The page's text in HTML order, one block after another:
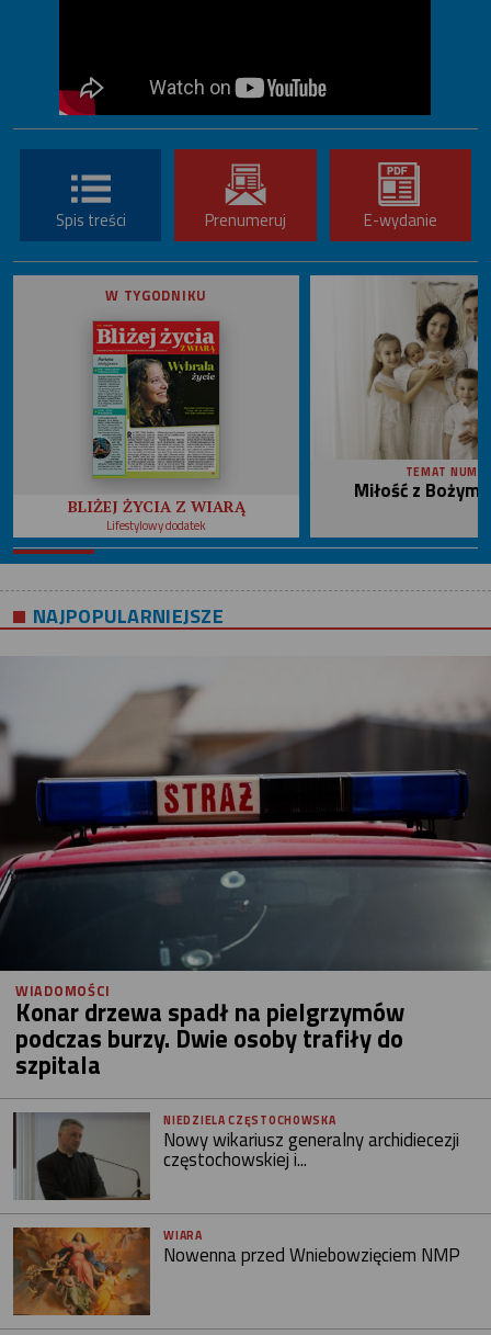
Spis treści Prenumeruj E-wydanie
W TYGODNIKU
BLIŻEJ ŻYCIA Z WIARĄ
Lifestylowy dodatek
TEMAT
Miłość z
NAJPOPULARNIEJSZE
WIADOMOŚCI
Konar drzewa spadł na pielgrzymów
podczas burzy. Dwie osoby trafiły do
szpitala
NIEDZIELA CZĘSTOCHOWSKA
Nowy wikariusz generalny archidiecezji
częstochowskiej i...
WIARA
Nowenna przed Wniebowzięciem NMP